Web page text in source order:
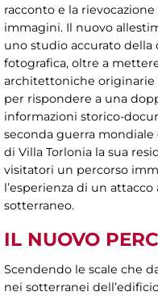
racconto e la
immagini. Il nuovo
uno studio accurato
fotografica, oltre a
architettoniche originarie
per rispondere a una
informazioni storico-
seconda guerra
di Villa Torlonia la sua
visitatori un percorso
l’esperienza di un
sotterraneo.
IL NUOVO
Scendendo le scale che
nei sotterranei